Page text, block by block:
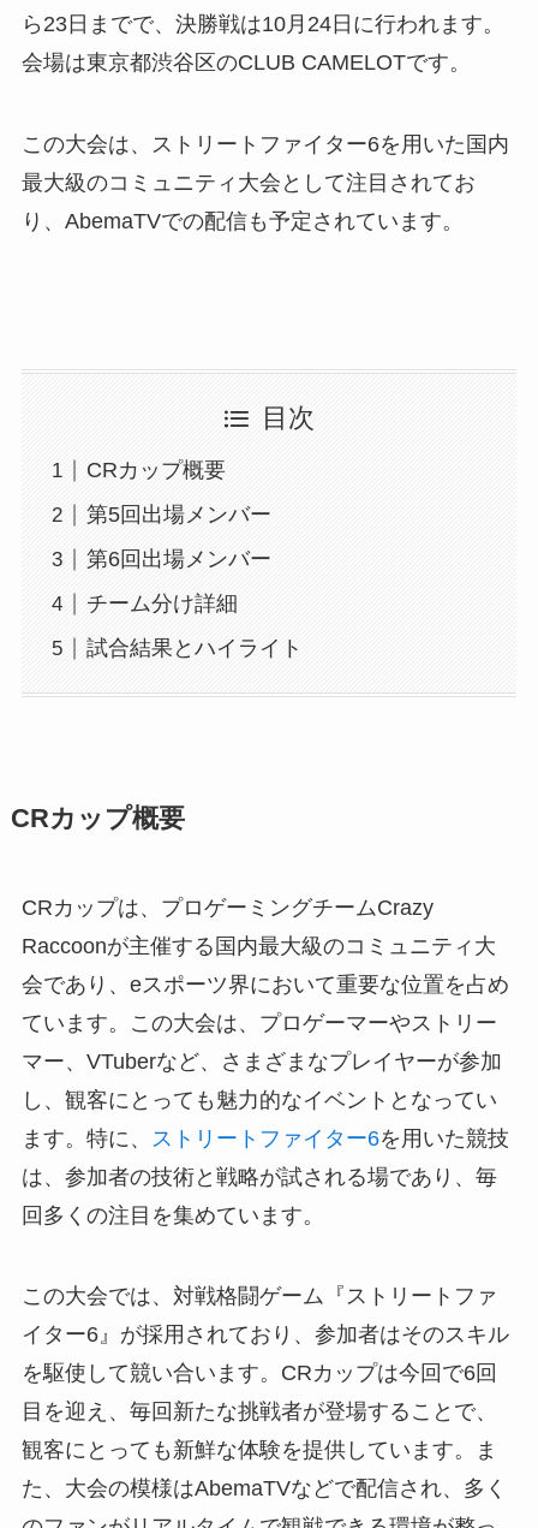
ら23日までで、決勝戦は10月24日に行われます。
会場は東京都渋谷区のCLUB CAMELOTです。
この大会は、ストリートファイター6を用いた国内
最大級のコミュニティ大会として注目されてお
り、AbemaTVでの配信も予定されています。
目次
CRカップ概要
第5回出場メンバー
第6回出場メンバー
チーム分け詳細
試合結果とハイライト
CRカップ概要
CRカップは、プロゲーミングチームCrazy
Raccoonが主催する国内最大級のコミュニティ大
会であり、eスポーツ界において重要な位置を占め
ています。この大会は、プロゲーマーやストリー
マー、VTuberなど、さまざまなプレイヤーが参加
し、観客にとっても魅力的なイベントとなってい
ます。特に、
ストリートファイター6を用いた競技
は、参加者の技術と戦略が試される場であり、毎
回多くの注目を集めています。
この大会では、対戦格闘ゲーム『ストリートファ
イター6』が採用されており、参加者はそのスキル
を駆使して競い合います。CRカップは今回で6回
目を迎え、毎回新たな挑戦者が登場することで、
観客にとっても新鮮な体験を提供しています。ま
た、大会の模様はAbemaTVなどで配信され、多く